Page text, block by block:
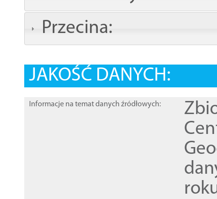
Przecina:
JAKOŚĆ DANYCH:
Informacje na temat danych źródłowych: